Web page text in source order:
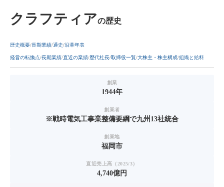
クラフティアの歴史
歴史概要 長期業績 通史 沿革年表
経営の転換点 長期業績 直近の業績 歴代社長 取締役一覧 大株主・株主構成 組織と給料
創業
1944年
創業者
※戦時電気工事業整備要綱で九州13社統合
創業地
福岡市
直近売上高（2025/3）
4,740億円